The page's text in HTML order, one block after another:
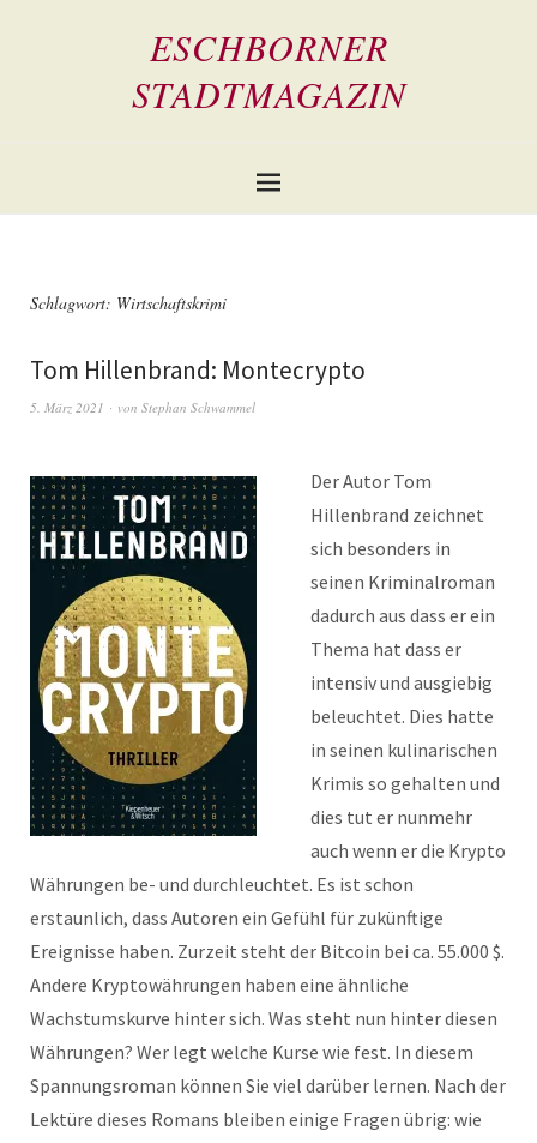
ESCHBORNER
STADTMAGAZIN
Schlagwort: Wirtschaftskrimi
Tom Hillenbrand: Montecrypto
5. März 2021 von Stephan Schwammel
Der Autor Tom
Hillenbrand zeichnet
sich besonders in
seinen Kriminalroman
dadurch aus dass er ein
Thema hat dass er
intensiv und ausgiebig
beleuchtet. Dies hatte
in seinen kulinarischen
Krimis so gehalten und
dies tut er nunmehr
auch wenn er die Krypto
Währungen be- und durchleuchtet. Es ist schon
erstaunlich, dass Autoren ein Gefühl für zukünftige
Ereignisse haben. Zurzeit steht der Bitcoin bei ca. 55.000 $.
Andere Kryptowährungen haben eine ähnliche
Wachstumskurve hinter sich. Was steht nun hinter diesen
Währungen? Wer legt welche Kurse wie fest. In diesem
Spannungsroman können Sie viel darüber lernen. Nach der
Lektüre dieses Romans bleiben einige Fragen übrig: wie